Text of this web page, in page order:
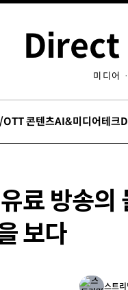
Direct
미디어
OTT 콘텐츠AI&미디어테크
료 방송
보다
스트리